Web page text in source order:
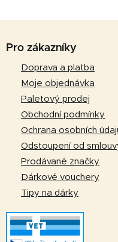
Pro zákazníky
Doprava a platba
Moje objednávka
Paletový prodej
Obchodní podmínky
Ochrana osobních
Odstoupení od
Prodávané značky
Dárkové vouchery
Tipy na dárky